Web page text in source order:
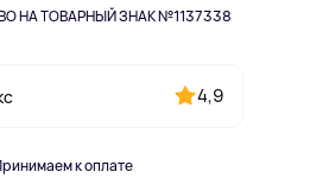
НА ТОВАРНЫЙ ЗНАК №1137338
4,9
к оплате